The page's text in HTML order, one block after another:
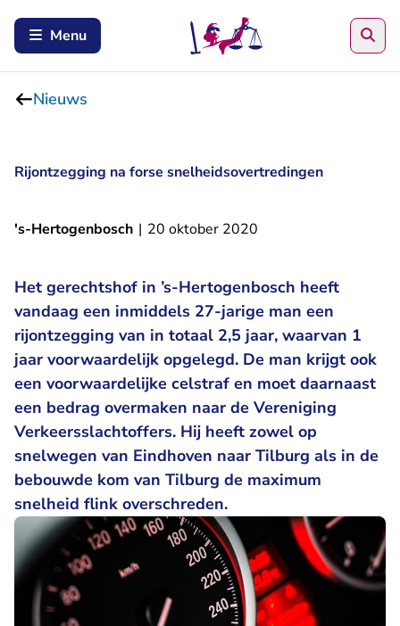
Menu
Nieuws
Rijontzegging na forse snelheidsovertredingen
's-Hertogenbosch | 20 oktober 2020
Het gerechtshof in ’s-Hertogenbosch heeft
vandaag een inmiddels 27-jarige man een
rijontzegging van in totaal 2,5 jaar, waarvan 1
jaar voorwaardelijk opgelegd. De man krijgt ook
een voorwaardelijke celstraf en moet daarnaast
een bedrag overmaken naar de Vereniging
Verkeersslachtoffers. Hij heeft zowel op
snelwegen van Eindhoven naar Tilburg als in de
bebouwde kom van Tilburg de maximum
snelheid flink overschreden.